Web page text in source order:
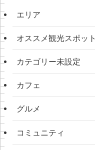
エリア
オススメ観光スポット
カテゴリー未設定
カフェ
グルメ
コミュニティ